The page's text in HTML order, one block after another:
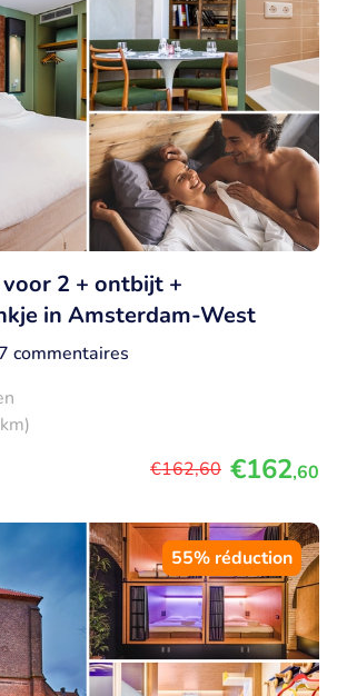
2 + ontbijt +
in Amsterdam-West
commentaires
€162,60 €162,60
55% réduction